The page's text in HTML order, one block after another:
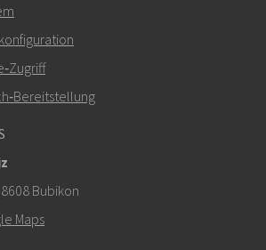
00
hier klicken, um den technischen
Bubikon
Maps